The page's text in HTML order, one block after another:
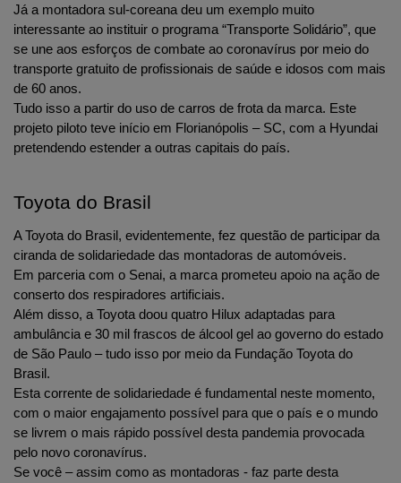
Já a montadora sul-coreana deu um exemplo muito
interessante ao instituir o programa “Transporte Solidário”, que
se une aos esforços de combate ao coronavírus por meio do
transporte gratuito de profissionais de saúde e idosos com mais
de 60 anos.
Tudo isso a partir do uso de carros de frota da marca. Este
projeto piloto teve início em Florianópolis – SC, com a Hyundai
pretendendo estender a outras capitais do país.
Toyota do Brasil
A Toyota do Brasil, evidentemente, fez questão de participar da
ciranda de solidariedade das montadoras de automóveis.
Em parceria com o Senai, a marca prometeu apoio na ação de
conserto dos respiradores artificiais.
Além disso, a Toyota doou quatro Hilux adaptadas para
ambulância e 30 mil frascos de álcool gel ao governo do estado
de São Paulo – tudo isso por meio da Fundação Toyota do
Brasil.
Esta corrente de solidariedade é fundamental neste momento,
com o maior engajamento possível para que o país e o mundo
se livrem o mais rápido possível desta pandemia provocada
pelo novo coronavírus.
Se você – assim como as montadoras - faz parte desta